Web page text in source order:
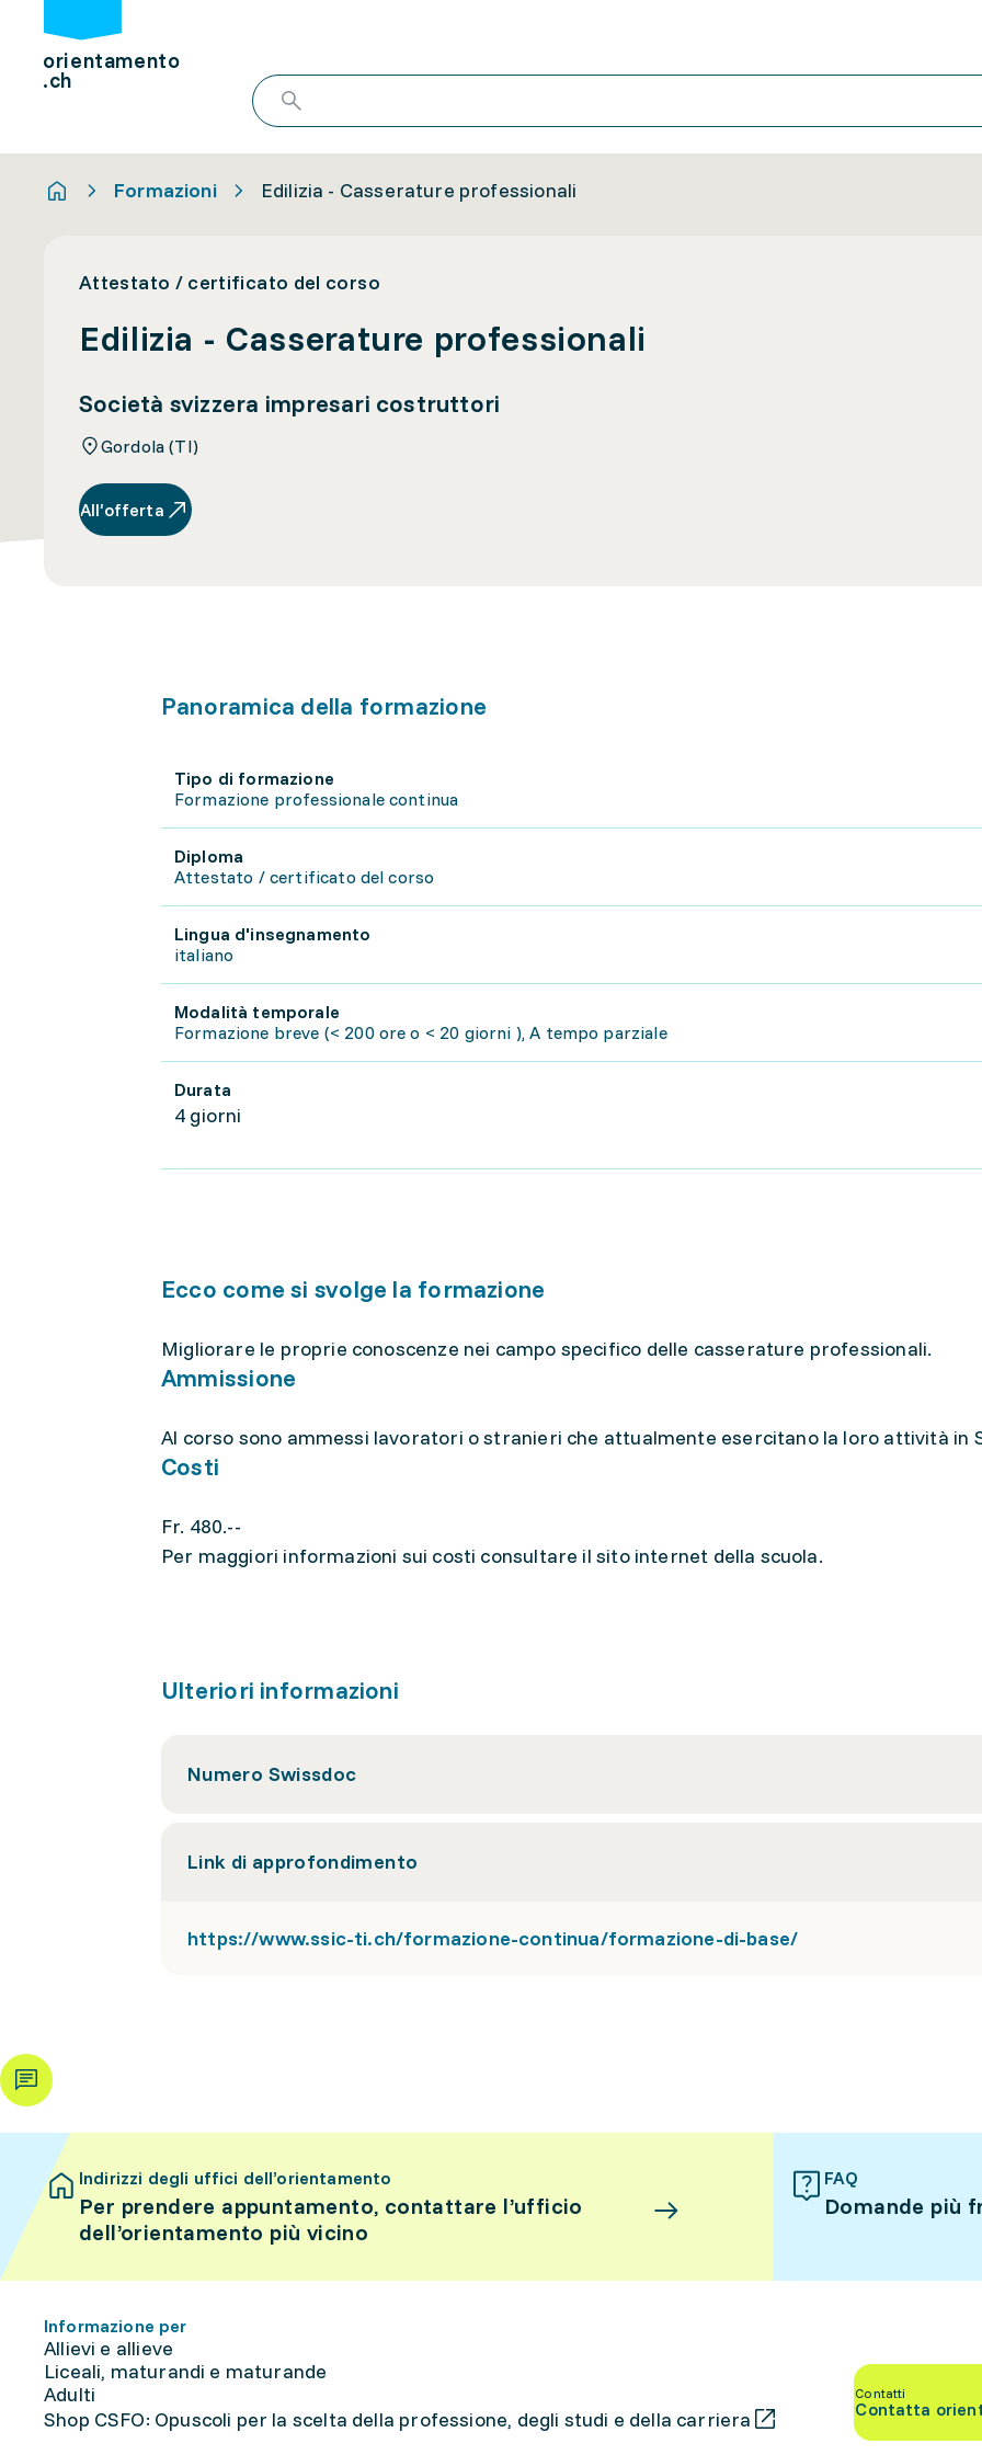
orientamento
.ch
Formazioni Edilizia - Casserature professionali
Attestato / certificato del corso
Edilizia - Casserature professionali
Società svizzera impresari costruttori
Gordola (TI)
All’offerta
Panoramica della formazione
Tipo di formazione
Formazione professionale continua
Diploma
Attestato / certificato del corso
Lingua d'insegnamento
italiano
Modalità temporale
Formazione breve (< 200 ore o < 20 giorni ), A tempo parziale
Durata
4 giorni
Ecco come si svolge la formazione
Migliorare le proprie conoscenze nei campo specifico delle casserature professionali.
Ammissione
Al corso sono ammessi lavoratori o stranieri che attualmente esercitano la loro attività in
Costi
Fr. 480.--
Per maggiori informazioni sui costi consultare il sito internet della scuola.
Ulteriori informazioni
Numero Swissdoc
Link di approfondimento
https://www.ssic-ti.ch/formazione-continua/formazione-di-base/
Indirizzi degli uffici dell’orientamento
Per prendere appuntamento, contattare l’ufficio
dell’orientamento più vicino
FAQ
Domande più
Informazione per
Allievi e allieve
Liceali, maturandi e maturande
Adulti
Shop CSFO: Opuscoli per la scelta della professione, degli studi e della carriera
Contatti
Contatta